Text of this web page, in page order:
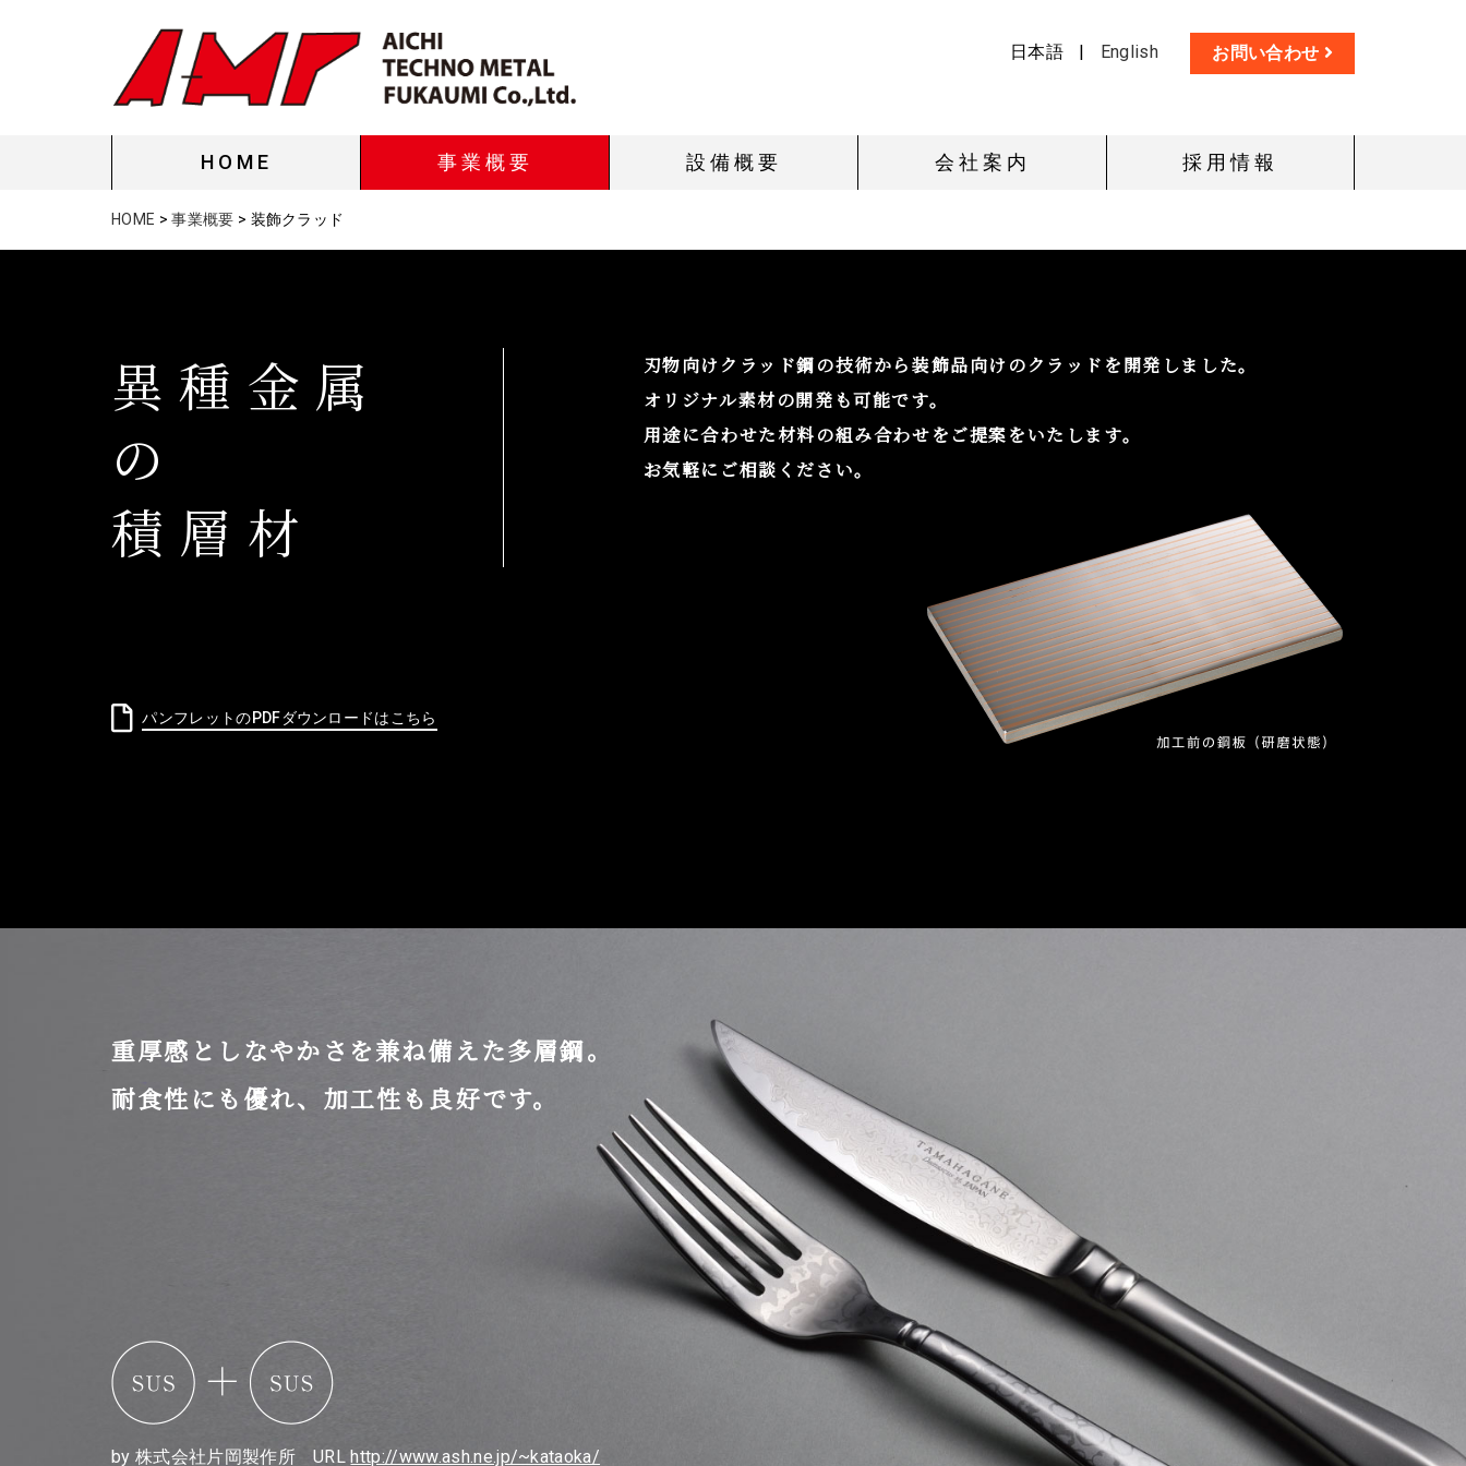
日本語 | English お問い合わせ
HOME 事業概要 設備概要 会社案内 採用情報
HOME >事業概要 > 装飾クラッド
異種金属
の
積層材
パンフレットのPDFダウンロードはこちら
刃物向けクラッド鋼の技術から装飾品向けのクラッドを開発しました。
オリジナル素材の開発も可能です。
用途に合わせた材料の組み合わせをご提案をいたします。
お気軽にご相談ください。
重厚感としなやかさを兼ね備えた多層鋼。
耐食性にも優れ、加工性も良好です。
by 株式会社片岡製作所 URLhttp://www.ash.ne.jp/~kataoka/